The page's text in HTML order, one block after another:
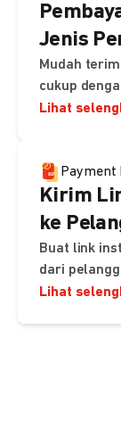
Jenis
Mudah
cukup
Lihat
Payment
Kirim
ke
Buat link
dari
Lihat